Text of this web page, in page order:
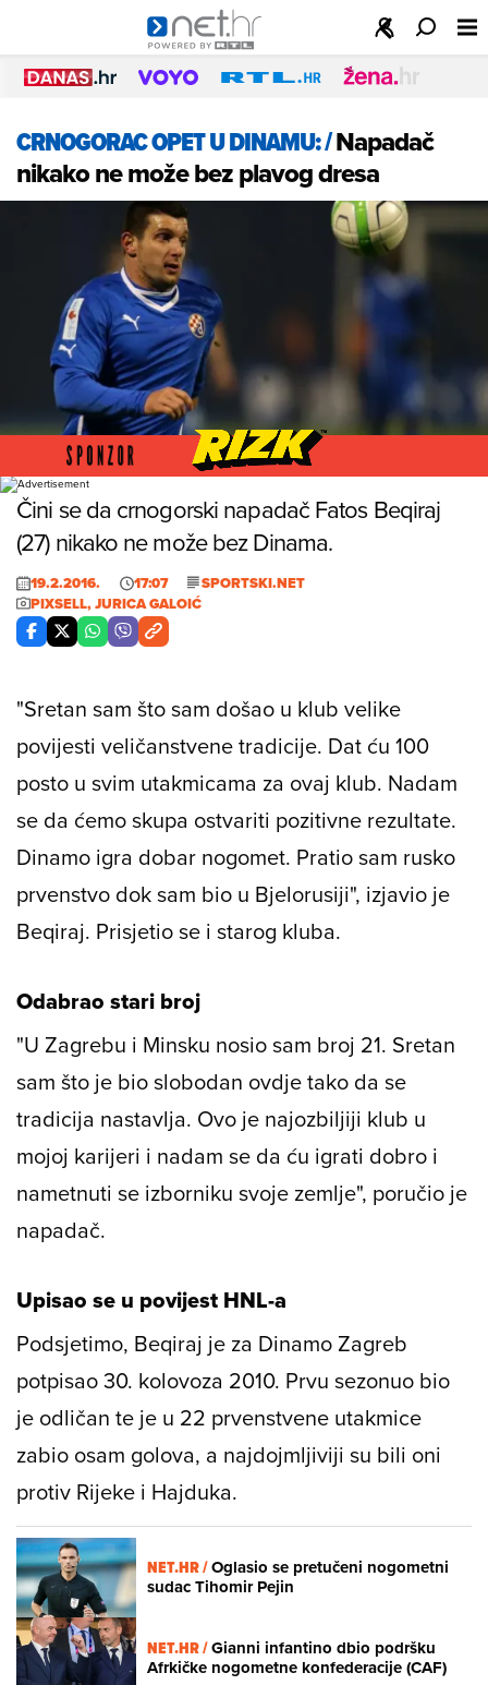
CRNOGORAC OPET U DINAMU:/Napadač
nikako ne može bez plavog dresa
Foto: PIXSELL, Jurica Galoić
Čini se da crnogorski napadač Fatos Beqiraj
(27) nikako ne može bez Dinama.
19.2.2016. 17:07
SPORTSKI.NET
PIXSELL, JURICA GALOIĆ
"Sretan sam što sam došao u klub velike
povijesti veličanstvene tradicije. Dat ću 100
posto u svim utakmicama za ovaj klub. Nadam
se da ćemo skupa ostvariti pozitivne rezultate.
Dinamo igra dobar nogomet. Pratio sam rusko
prvenstvo dok sam bio u Bjelorusiji", izjavio je
Beqiraj. Prisjetio se i starog kluba.
Odabrao stari broj
"U Zagrebu i Minsku nosio sam broj 21. Sretan
sam što je bio slobodan ovdje tako da se
tradicija nastavlja. Ovo je najozbiljiji klub u
mojoj karijeri i nadam se da ću igrati dobro i
nametnuti se izborniku svoje zemlje", poručio je
napadač.
Upisao se u povijest HNL-a
Podsjetimo, Beqiraj je za Dinamo Zagreb
potpisao 30. kolovoza 2010. Prvu sezonuo bio
je odličan te je u 22 prvenstvene utakmice
zabio osam golova, a najdojmljiviji su bili oni
protiv Rijeke i Hajduka.
NET.HR /Oglasio se pretučeni nogometni
sudac Tihomir Pejin
NET.HR /Gianni infantino dbio podršku
Afrkičke nogometne konfederacije (CAF)